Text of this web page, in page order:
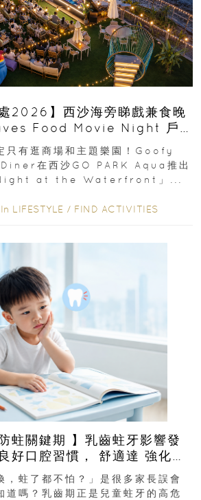
處2026】西沙海旁睇戲兼食晚
Food Movie Night 戶
只有逛商場和主題樂園！Goofy
在西沙GO PARK Aqua推出
at the Waterfront」...
In LIFESTYLE / FIND ACTIVITIES
蛀關鍵期 】乳齒蛀牙影響發
慣， 舒適達 強化琺
護指南
，蛀了都不怕？」是很多家長誤會
道嗎？乳齒期正是兒童蛀牙的高危